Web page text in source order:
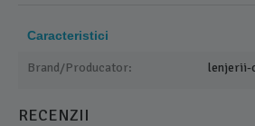
Caracteristici
Brand/Producator: lenjerii-
RECENZII